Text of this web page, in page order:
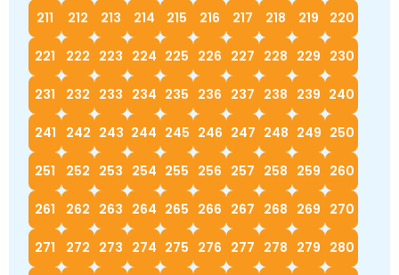
211 212 213 214 215 216 217 218 219 220
221 222 223 224 225 226 227 228 229 230
231 232 233 234 235 236 237 238 239 240
241 242 243 244 245 246 247 248 249 250
251 252 253 254 255 256 257 258 259 260
261 262 263 264 265 266 267 268 269 270
271 272 273 274 275 276 277 278 279 280